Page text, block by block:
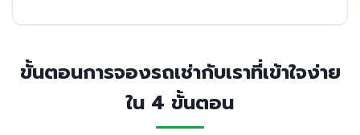
ขั้นตอนการจองรถเช่ากับเราที่เข้าใจง่าย
ใน 4 ขั้นตอน